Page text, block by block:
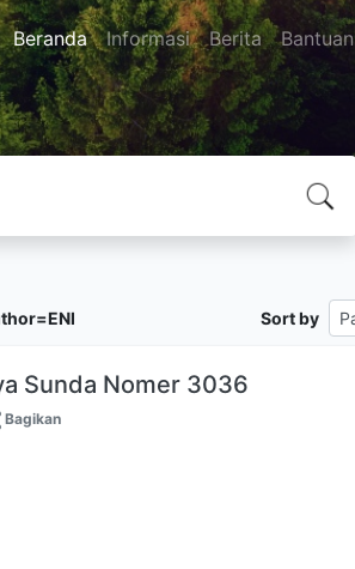
Beranda Informasi Berita Bantuan
Sort by
Sunda Nomer 3036
Bagikan